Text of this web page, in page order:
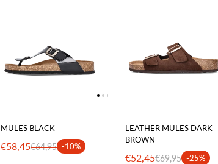
MULES BLACK
€58,45€64,95 -10%
LEATHER MULES DARK
BROWN
€52,45€69,95 -25%